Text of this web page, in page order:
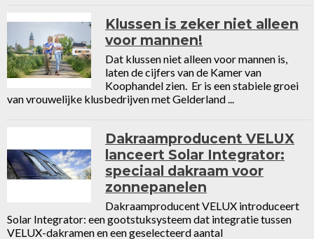
Klussen is zeker niet alleen
voor mannen!
Dat klussen niet alleen voor mannen is,
laten de cijfers van de Kamer van
Koophandel zien. Er is een stabiele groei
van vrouwelijke klusbedrijven met Gelderland ...
Dakraamproducent VELUX
lanceert Solar Integrator:
speciaal dakraam voor
zonnepanelen
Dakraamproducent VELUX introduceert
Solar Integrator: een gootstuksysteem dat integratie tussen
VELUX-dakramen en een geselecteerd aantal